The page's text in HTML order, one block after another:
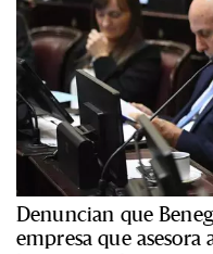
Denuncian que
empresa que asesora